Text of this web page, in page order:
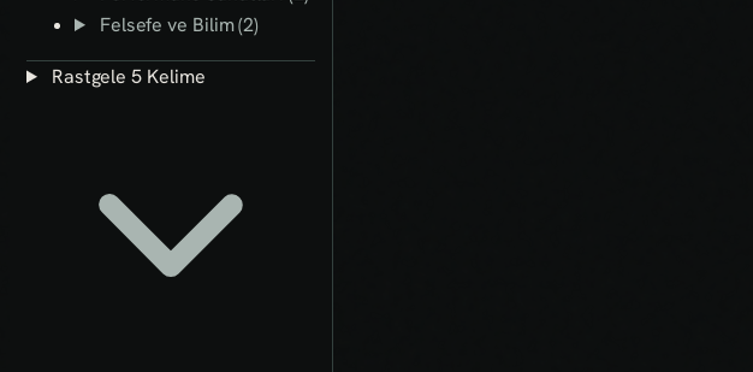
Felsefe ve Bilim (2)
Rastgele 5 Kelime